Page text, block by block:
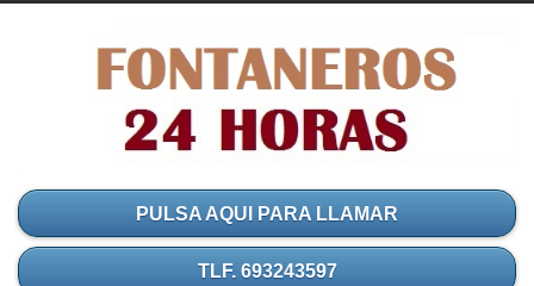
PULSA AQUI PARA LLAMAR
TLF. 693243597